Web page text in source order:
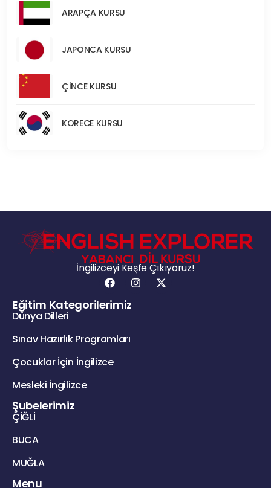
ARAPÇA KURSU
JAPONCA KURSU
ÇİNCE KURSU
KORECE KURSU
İngilizceyi Keşfe Çıkıyoruz!
Eğitim Kategorilerimiz
Dünya Dilleri
Sınav Hazırlık Programları
Çocuklar İçin İngilizce
Mesleki İngilizce
Şubelerimiz
ÇİĞLİ
BUCA
MUĞLA
Menu